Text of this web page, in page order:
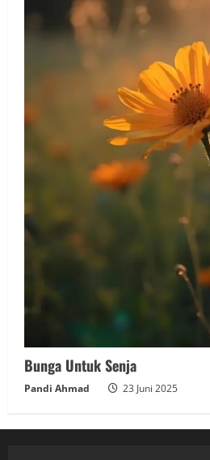
Bunga Untuk Senja
Pandi Ahmad 23 Juni 2025